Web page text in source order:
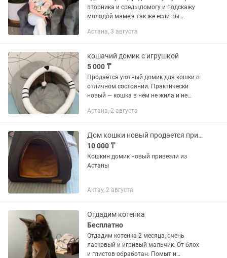
вторника и среды,помогу и подскажу
молодой маме,а так же если вы
все ВРЕМЕНИ....предлагаю услуги няни
Астана, 3 августа
кошачий домик с игрушкой
5 000 ₸
Продаётся уютный домик для кошки в
отличном состоянии. Практически
новый — кошка в нём не жила и не
Есть мягкая подвесная игрушка. Очень
Астана, 2 августа
Дом кошки новый продается привезли из Астаны
10 000 ₸
Кошкин домик новый привезли из
Астаны
Актау, 2 августа
Отдадим котенка
Бесплатно
Отдадим котенка 2 месяца, очень
ласковый и игривый мальчик. От блох
и глистов обработан. Помыт и